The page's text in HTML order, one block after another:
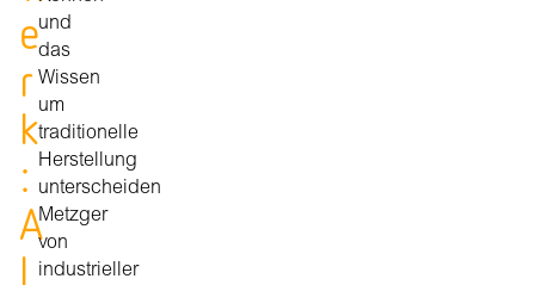
e
r
k
:
A
l
und
das
Wissen
um
traditionelle
Herstellung
unterscheiden
Metzger
von
industrieller